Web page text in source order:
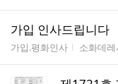
가입 인사드립니다
게시판명
가입.평화인사 작성자
소화데